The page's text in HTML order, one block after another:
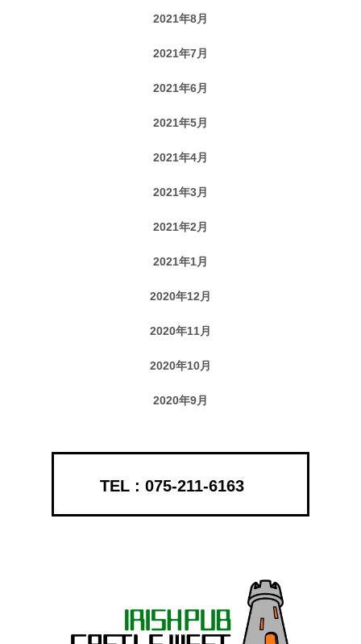
2021年8月
2021年7月
2021年6月
2021年5月
2021年4月
2021年3月
2021年2月
2021年1月
2020年12月
2020年11月
2020年10月
2020年9月
075-211-6163